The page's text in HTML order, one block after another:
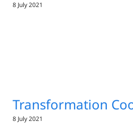
8 July 2021
Transformation
8 July 2021